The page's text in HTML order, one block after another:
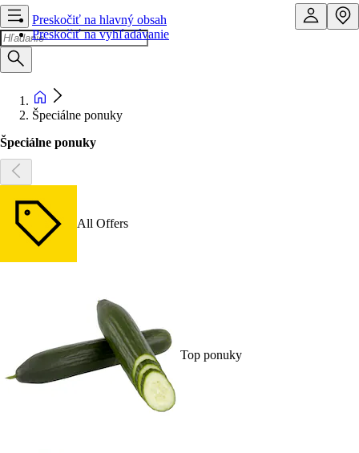
Preskočiť na hlavný obsah
Preskočiť na vyhľadávanie
Špeciálne ponuky
Špeciálne ponuky
All Offers
Top ponuky